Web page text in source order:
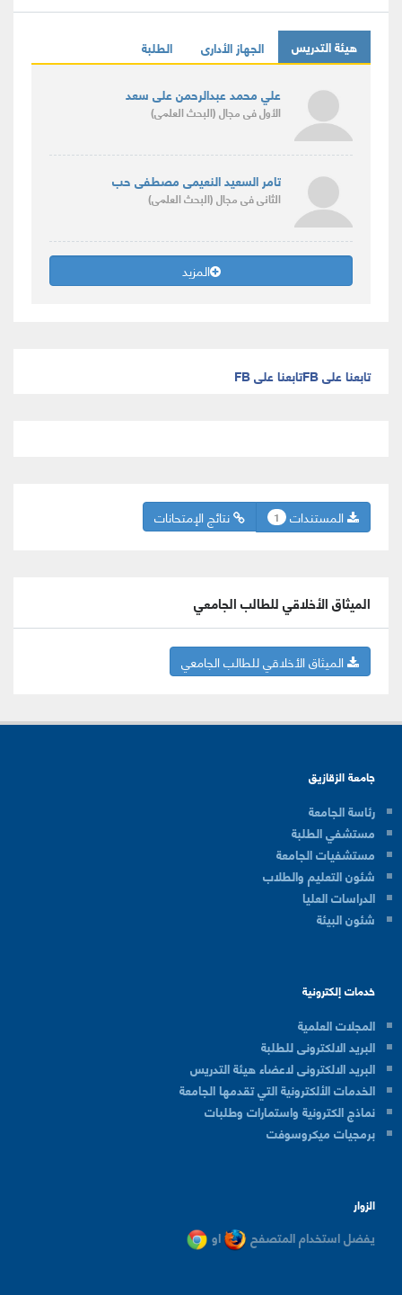
هيئة التدريس الجهاز الأدارى الطلبة
علي محمد عبدالرحمن على سعد
الأولفى مجال(البحث العلمى)
تامر السعيد النعيمى مصطفى حب
الثانىفى مجال(البحث العلمى)
المزيد
تابعنا على FB تابعنا على FB
نتائج الإمتحانات المستندات 1
الميثاق الأخلاقي للطالب الجامعي
الميثاق الأخلاقي للطالب الجامعي
جامعة الزقازيق
رئاسة الجامعة
مستشفي الطلبة
مستشفيات الجامعة
شئون التعليم والطلاب
الدراسات العليا
شئون البيئة
خدمات إلكترونية
المجلات العلمية
البريد الالكترونى للطلبة
البريد الالكترونى لاعضاء هيئة التدريس
الخدمات الألكترونية التي تقدمها الجامعة
نماذج الكترونية واستمارات وطلبات
برمجيات ميكروسوفت
الزوار
يفضل استخدام المتصفح او